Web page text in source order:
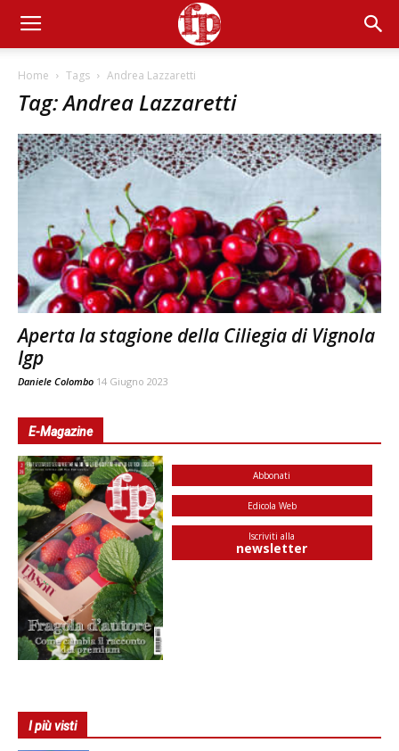
Home Tags Andrea Lazzaretti
Tag: Andrea Lazzaretti
Aperta la stagione della Ciliegia di Vignola
Igp
Daniele Colombo 14 Giugno 2023
E-Magazine
Abbonati
Edicola Web
Iscriviti alla
newsletter
I più visti